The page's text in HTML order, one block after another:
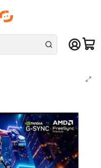
a sábado en el gran
27" QHD 200Hz IPS 1ms